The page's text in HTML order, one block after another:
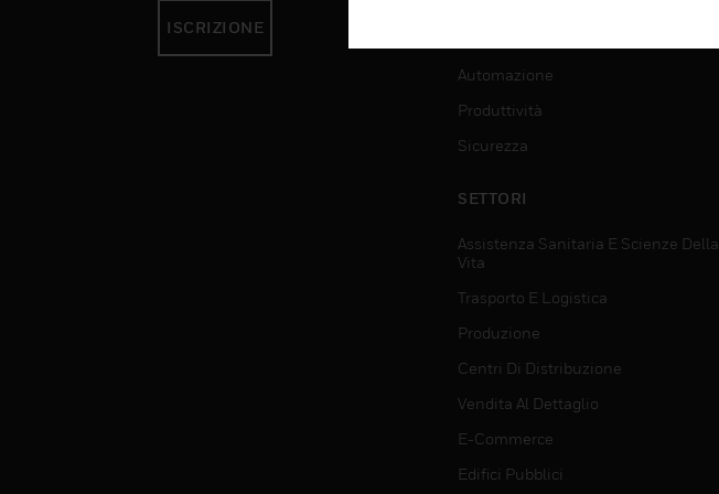
ISCRIZIONE
Automazione
Produttività
Sicurezza
SETTORI
Assistenza Sanitaria E Scienze Della
Vita
Trasporto E Logistica
Produzione
Centri Di Distribuzione
Vendita Al Dettaglio
E-Commerce
Edifici Pubblici